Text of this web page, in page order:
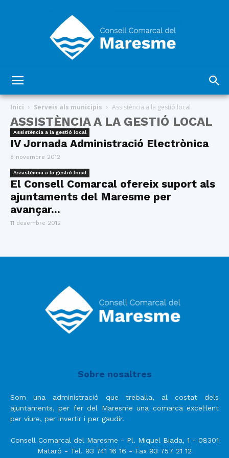
del
Inici Serveis als municipis Assistència a la gestió local
ASSISTÈNCIA A LA GESTIÓ LOCAL
Assistència a la gestió local
IV Jornada Administració Electrònica
8 novembre 2012
Assistència a la gestió local
El Consell Comarcal ofereix suport als
ajuntaments del Maresme per
avançar...
11 desembre 2012
Sobre nosaltres
Som una administració que treballa, al costat dels
ajuntaments, per fer del Maresme una comarca excel·lent
per viure, per invertir i per gaudir.
Consell Comarcal del Maresme - Pl. Miquel Biada, 1 - 08301
Mataró - Tel. 93 741 16 16 - Fax 93 757 21 12